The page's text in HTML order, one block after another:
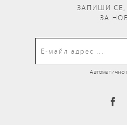
ЗАПИШИ
ЗА
Автоматично